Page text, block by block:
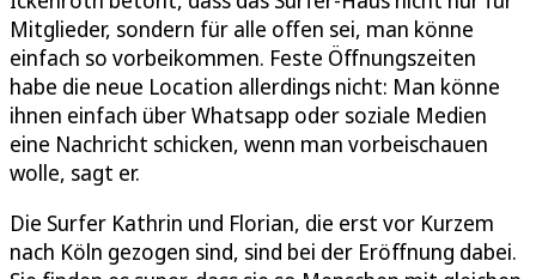
Mitglieder, sondern für alle offen sei, man könne
einfach so vorbeikommen. Feste Öffnungszeiten
habe die neue Location allerdings nicht: Man könne
ihnen einfach über Whatsapp oder soziale Medien
eine Nachricht schicken, wenn man vorbeischauen
wolle, sagt er.
Die Surfer Kathrin und Florian, die erst vor Kurzem
nach Köln gezogen sind, sind bei der Eröffnung dabei.